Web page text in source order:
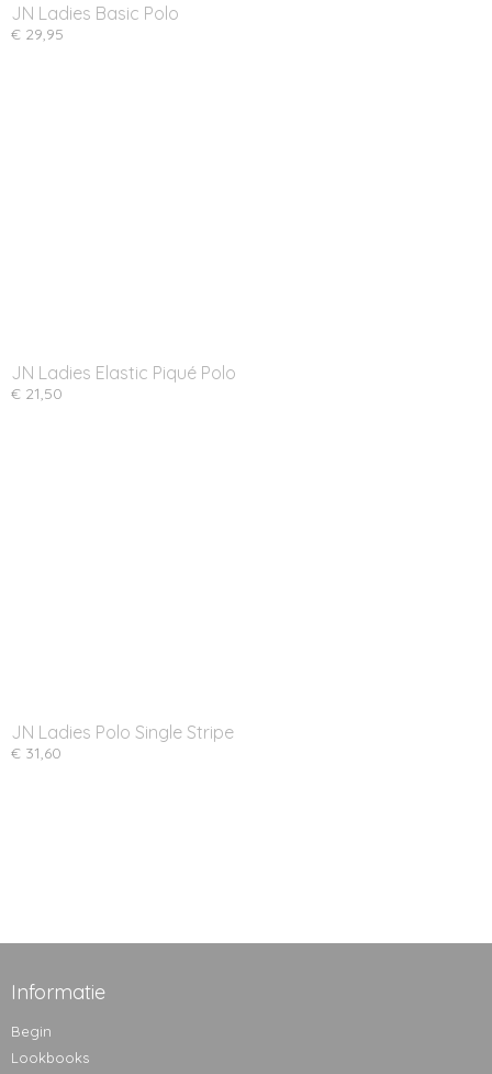
JN Ladies Basic Polo
€ 29,95
JN Ladies Elastic Piqué Polo
€ 21,50
JN Ladies Polo Single Stripe
€ 31,60
Informatie
Begin
Lookbooks